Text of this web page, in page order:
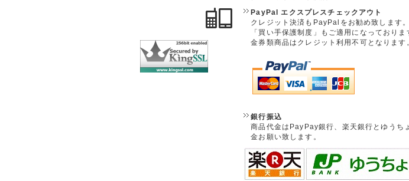
PayPal エクスプレスチェックアウト
クレジット決済もPayPalをお勧め致します。
「買い手保護制度」もご適用になっておりま
金券類商品はクレジット利用不可となります
銀行振込
商品代金はPayPay銀行、楽天銀行とゆうち
金お願い致します。